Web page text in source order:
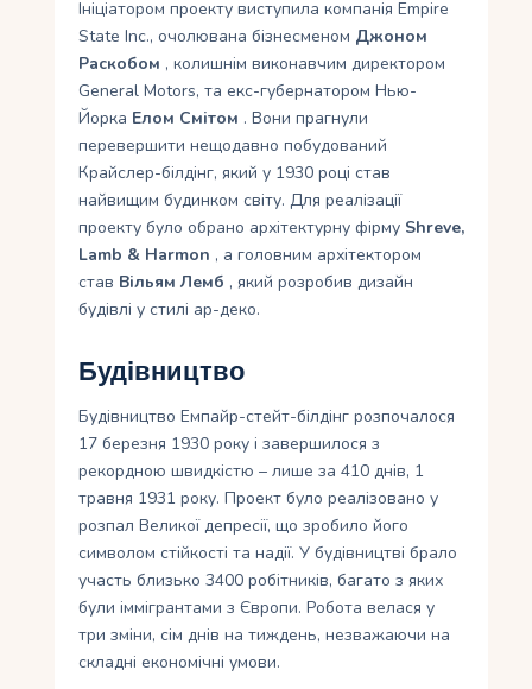
Ініціатором проекту виступила компанія Empire
State Inc., очолювана бізнесменом Джоном
Раскобом , колишнім виконавчим директором
General Motors, та екс-губернатором Нью-
Йорка Елом Смітом . Вони прагнули
перевершити нещодавно побудований
Крайслер-білдінг, який у 1930 році став
найвищим будинком світу. Для реалізації
проекту було обрано архітектурну фірму Shreve,
Lamb & Harmon , а головним архітектором
став Вільям Лемб , який розробив дизайн
будівлі у стилі ар-деко.
Будівництво
Будівництво Емпайр-стейт-білдінг розпочалося
17 березня 1930 року і завершилося з
рекордною швидкістю – лише за 410 днів, 1
травня 1931 року. Проект було реалізовано у
розпал Великої депресії, що зробило його
символом стійкості та надії. У будівництві брало
участь близько 3400 робітників, багато з яких
були іммігрантами з Європи. Робота велася у
три зміни, сім днів на тиждень, незважаючи на
складні економічні умови.